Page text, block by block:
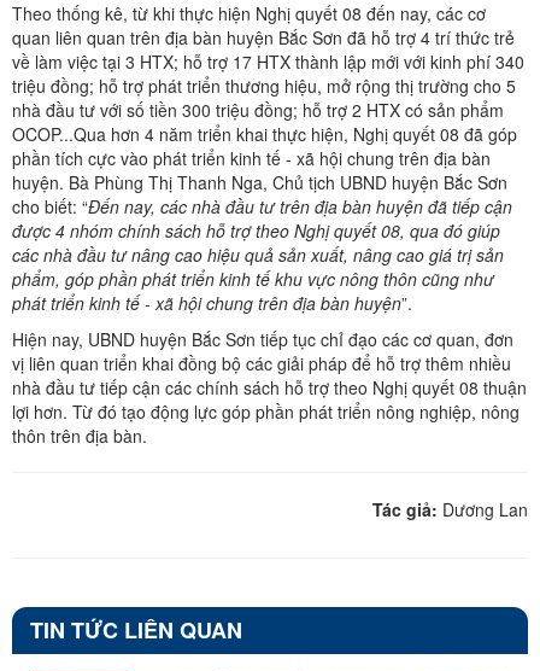
Theo thống kê, từ khi thực hiện Nghị quyết 08 đến nay, các cơ
quan liên quan trên địa bàn huyện Bắc Sơn đã hỗ trợ 4 trí thức trẻ
về làm việc tại 3 HTX; hỗ trợ 17 HTX thành lập mới với kinh phí 340
triệu đồng; hỗ trợ phát triển thương hiệu, mở rộng thị trường cho 5
nhà đầu tư với số tiền 300 triệu đồng; hỗ trợ 2 HTX có sản phẩm
OCOP...Qua hơn 4 năm triển khai thực hiện, Nghị quyết 08 đã góp
phần tích cực vào phát triển kinh tế - xã hội chung trên địa bàn
huyện. Bà Phùng Thị Thanh Nga, Chủ tịch UBND huyện Bắc Sơn
cho biết: “Đến nay, các nhà đầu tư trên địa bàn huyện đã tiếp cận
được 4 nhóm chính sách hỗ trợ theo Nghị quyết 08, qua đó giúp
các nhà đầu tư nâng cao hiệu quả sản xuất, nâng cao giá trị sản
phẩm, góp phần phát triển kinh tế khu vực nông thôn cũng như
phát triển kinh tế - xã hội chung trên địa bàn huyện”.
Hiện nay, UBND huyện Bắc Sơn tiếp tục chỉ đạo các cơ quan, đơn
vị liên quan triển khai đồng bộ các giải pháp để hỗ trợ thêm nhiều
nhà đầu tư tiếp cận các chính sách hỗ trợ theo Nghị quyết 08 thuận
lợi hơn. Từ đó tạo động lực góp phần phát triển nông nghiệp, nông
thôn trên địa bàn.
Tác giả: Dương Lan
TIN TỨC LIÊN QUAN